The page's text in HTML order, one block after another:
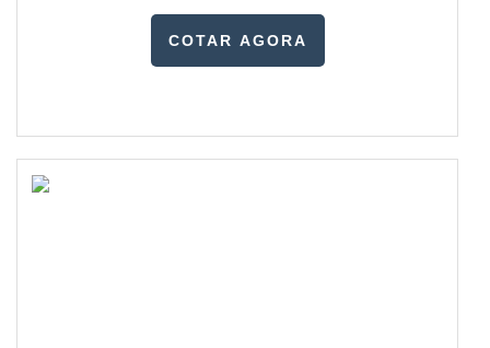
COTAR AGORA